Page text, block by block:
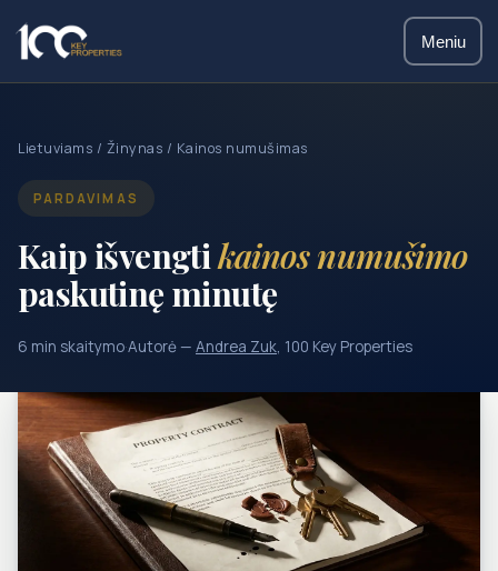
Meniu
Lietuviams / Žinynas / Kainos numušimas
PARDAVIMAS
Kaip išvengtikainos numušimo
paskutinę minutę
6 min skaitymo·Autorė — Andrea Zuk, 100 Key Properties